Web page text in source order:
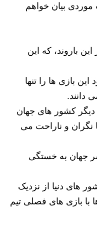
بیان خواهم
باروند، که این
بازی ها را تنها
دانند.
کشور های جهان
نگران و ناراحت می
جهان به خستگی
های دنیا از نزدیک
با بازی های فصلی تیم